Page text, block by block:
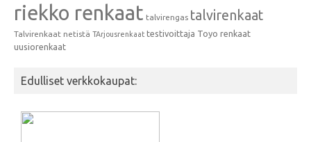
riekko renkaat talvirengas talvirenkaat
Talvirenkaat netistä TArjousrenkaat testivoittaja Toyo renkaat
uusiorenkaat
Edulliset verkkokaupat: